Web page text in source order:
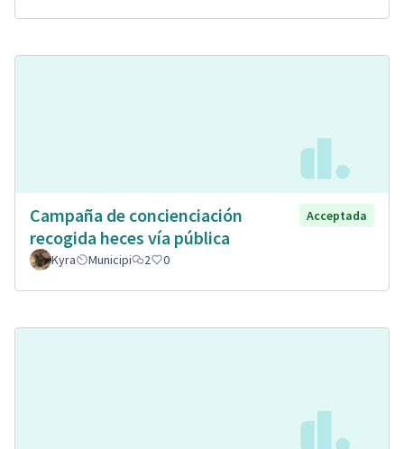
Campaña de concienciación
recogida heces vía pública
Acceptada
Kyra Municipi 2 0